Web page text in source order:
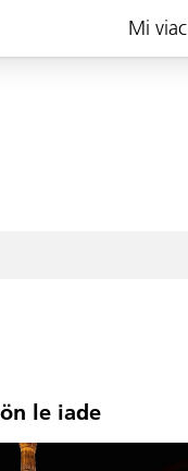
Mi viac
le iade